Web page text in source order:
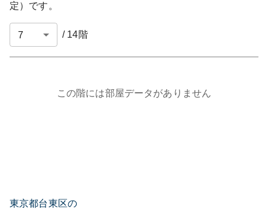
定）です。
/ 14階
この階には部屋データがありません
東京都台東区の